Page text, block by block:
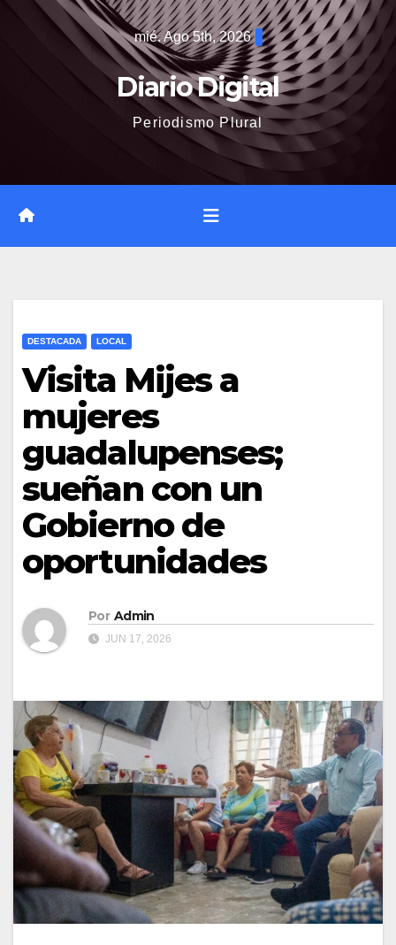
mié. Ago 5th, 2026
Diario Digital
Periodismo Plural
DESTACADA LOCAL
Visita Mijes a
mujeres
guadalupenses;
sueñan con un
Gobierno de
oportunidades
Por Admin
JUN 17, 2026